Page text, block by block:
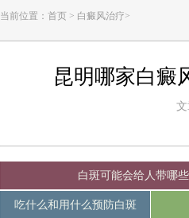
当前位置： 首页 > 白癜风治疗>
昆明哪家白癜
文
白斑可能会给人带哪
吃什么和用什么预防白斑